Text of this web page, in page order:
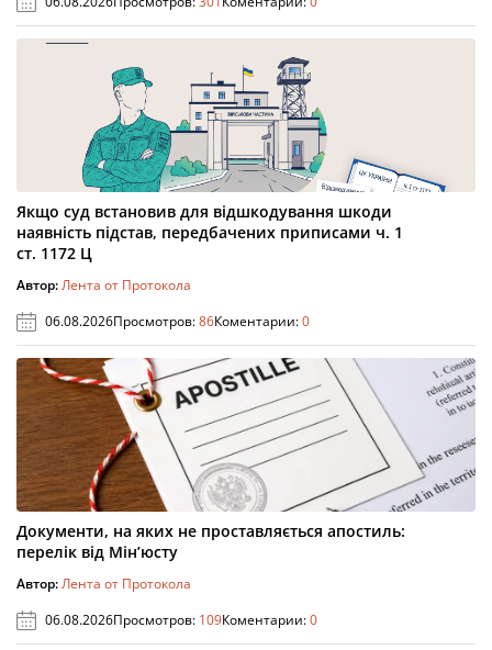
Якщо суд встановив для відшкодування шкоди
наявність підстав, передбачених приписами ч. 1
ст. 1172 Ц
Автор:Лента от Протокола
06.08.2026Просмотров:86Коментарии:0
Документи, на яких не проставляється апостиль:
перелік від Мін’юсту
Автор:Лента от Протокола
06.08.2026Просмотров: 109Коментарии:0